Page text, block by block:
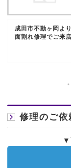
成田市不動ヶ岡よ
面割れ修理でご来
修理のご
▼